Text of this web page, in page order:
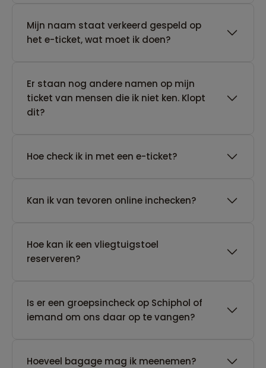
Mijn naam staat verkeerd gespeld op
het e-ticket, wat moet ik doen?
Er staan nog andere namen op mijn
ticket van mensen die ik niet ken. Klopt
dit?
Hoe check ik in met een e-ticket?
Kan ik van tevoren online inchecken?
Hoe kan ik een vliegtuigstoel
reserveren?
Is er een groepsincheck op Schiphol of
iemand om ons daar op te vangen?
Hoeveel bagage mag ik meenemen?